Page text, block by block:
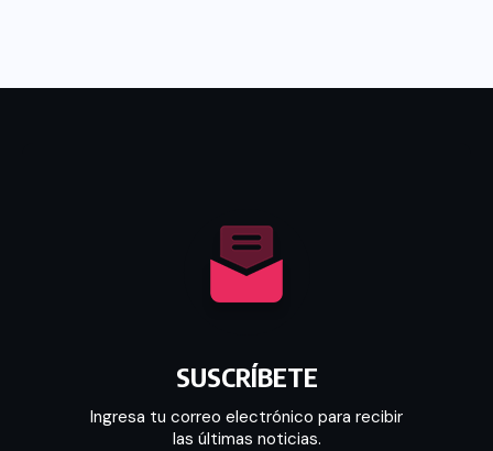
SUSCRÍBETE
Ingresa tu correo electrónico para recibir
las últimas noticias.